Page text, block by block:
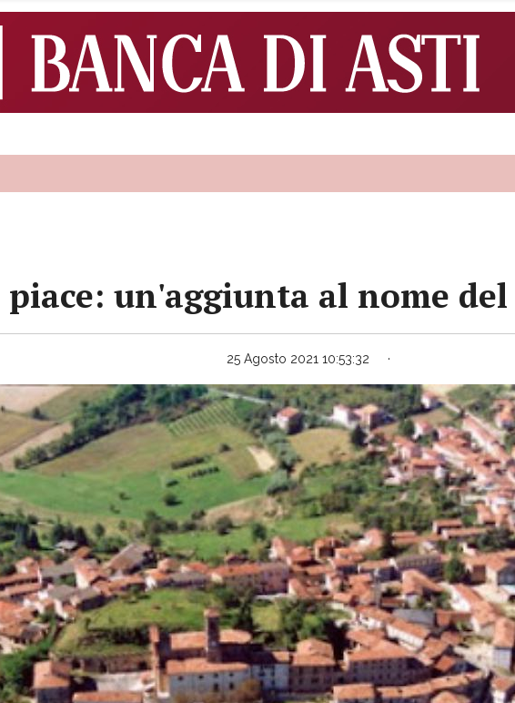
un'aggiunta al nome del
25 Agosto 2021 10:53:32